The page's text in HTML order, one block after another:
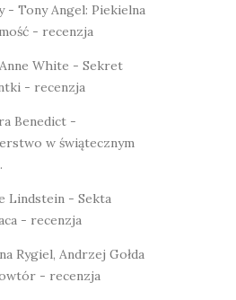
- Tony Angel: Piekielna
- recenzja
White - Sekret
- recenzja
Benedict -
w świątecznym
Lindstein - Sekta
- recenzja
Rygiel, Andrzej Gołda
- recenzja